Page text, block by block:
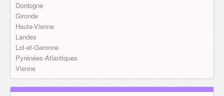
Dordogne
Gironde
Haute-Vienne
Landes
Lot-et-Garonne
Pyrénées-Atlantiques
Vienne